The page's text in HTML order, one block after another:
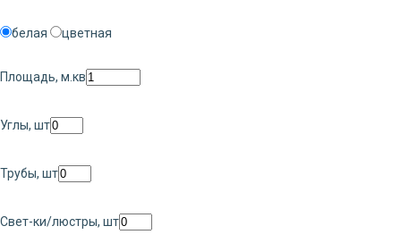
белая цветная
Площадь, м.кв
Углы, шт
Трубы, шт
Свет-ки/люстры, шт